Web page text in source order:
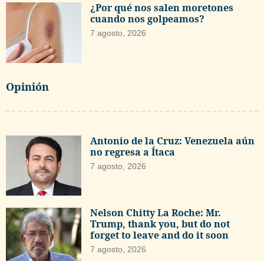
¿Por qué nos salen moretones
cuando nos golpeamos?
7 agosto, 2026
Opinión
Antonio de la Cruz: Venezuela aún
no regresa a Ítaca
7 agosto, 2026
Nelson Chitty La Roche: Mr.
Trump, thank you, but do not
forget to leave and do it soon
7 agosto, 2026